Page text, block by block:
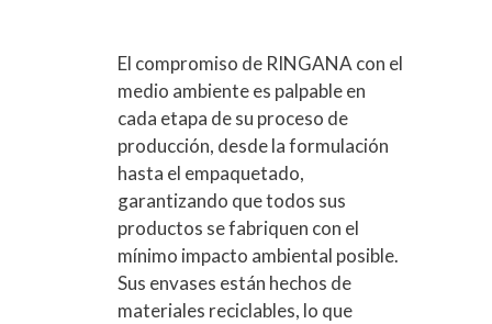
El compromiso de RINGANA con el
medio ambiente es palpable en
cada etapa de su proceso de
producción, desde la formulación
hasta el empaquetado,
garantizando que todos sus
productos se fabriquen con el
mínimo impacto ambiental posible.
Sus envases están hechos de
materiales reciclables, lo que